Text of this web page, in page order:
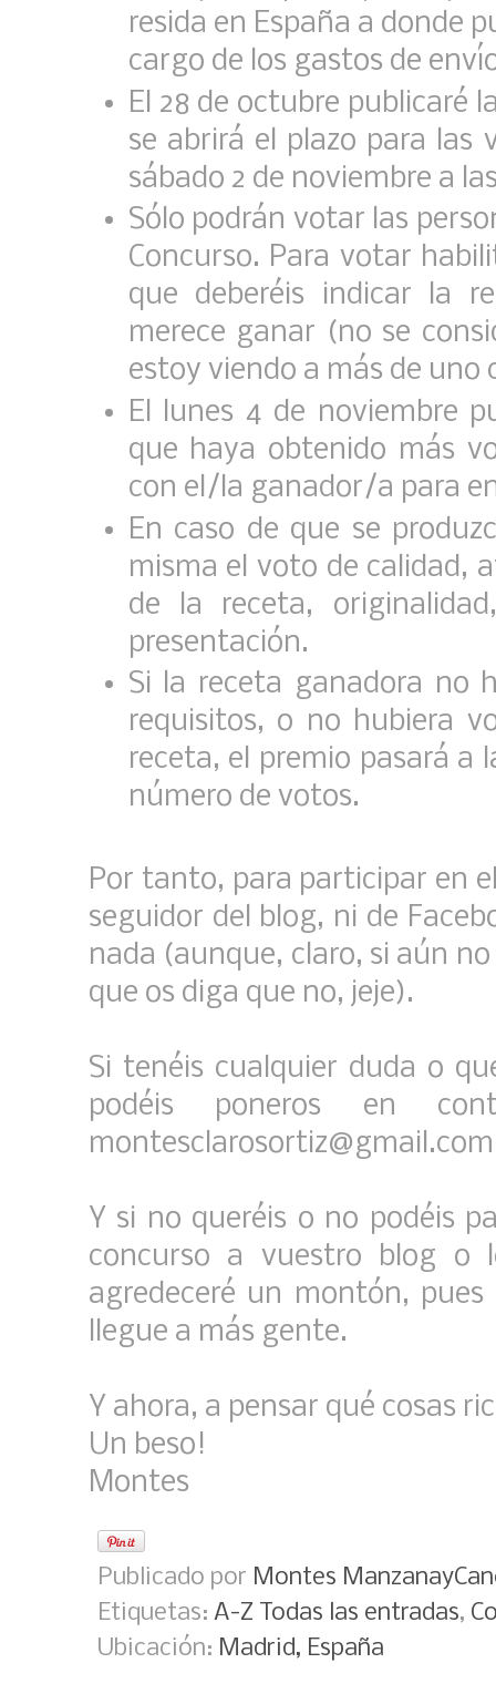
resida en España a donde
cargo de los gastos de
El 28 de octubre publicaré
se abrirá el plazo para las
sábado 2 de noviembre a
Sólo podrán votar las
Concurso. Para votar
que deberéis indicar la
merece ganar (no se
estoy viendo a más de uno
El lunes 4 de noviembre
que haya obtenido más
con el/la ganador/a para
En caso de que se
misma el voto de calidad,
de la receta,
presentación.
Si la receta ganadora no
requisitos, o no hubiera
receta, el premio pasará a
número de votos.
Por tanto, para participar en
seguidor del blog, ni de
nada (aunque, claro, si aún
que os diga que no, jeje).
Si tenéis cualquier duda o
podéis poneros en
Y si no queréis o no podéis
concurso a vuestro blog o
agredeceré un montón,
llegue a más gente.
Y ahora, a pensar qué cosas
Un beso!
Montes
Publicado por Montes
Etiquetas: A-Z Todas las entradas,
Ubicación: Madrid, España